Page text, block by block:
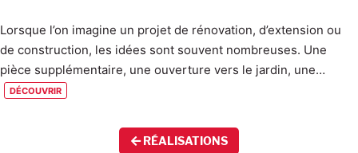
Lorsque l’on imagine un projet de rénovation, d’extension ou
de construction, les idées sont souvent nombreuses. Une
pièce supplémentaire, une ouverture vers le jardin, une…
découvrir
RÉALISATIONS